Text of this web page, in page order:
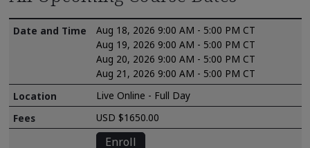
Aug 18, 2026 9:00 AM - 5:00 PM CT
Aug 19, 2026 9:00 AM - 5:00 PM CT
Aug 20, 2026 9:00 AM - 5:00 PM CT
Aug 21, 2026 9:00 AM - 5:00 PM CT
Live Online - Full Day
USD $1650.00
Enroll